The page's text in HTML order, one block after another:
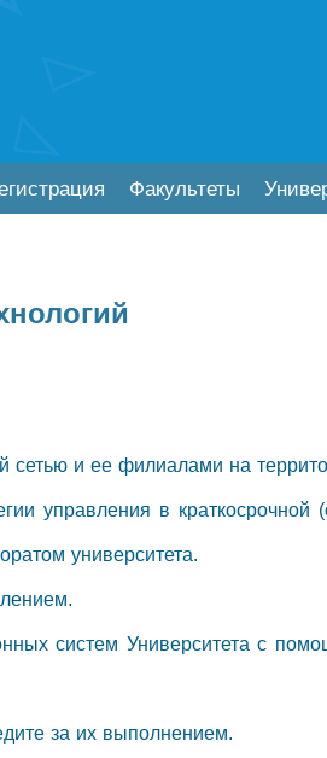
Факультеты
и ее филиалами на
управления в
университета.
систем Университета с
за их выполнением.